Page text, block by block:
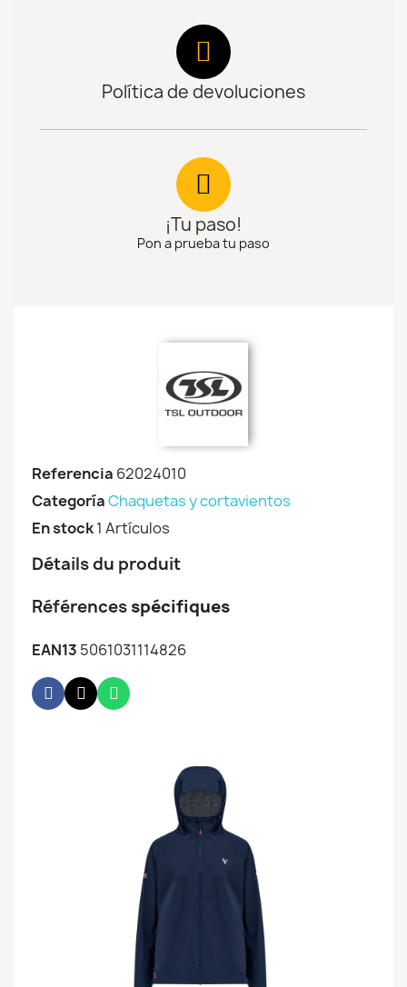
Política de devoluciones
¡Tu paso!
Pon a prueba tu paso
Referencia 62024010
CategoríaChaquetas y cortavientos
En stock1 Artículos
Détails du produit
Références spécifiques
EAN13 5061031114826